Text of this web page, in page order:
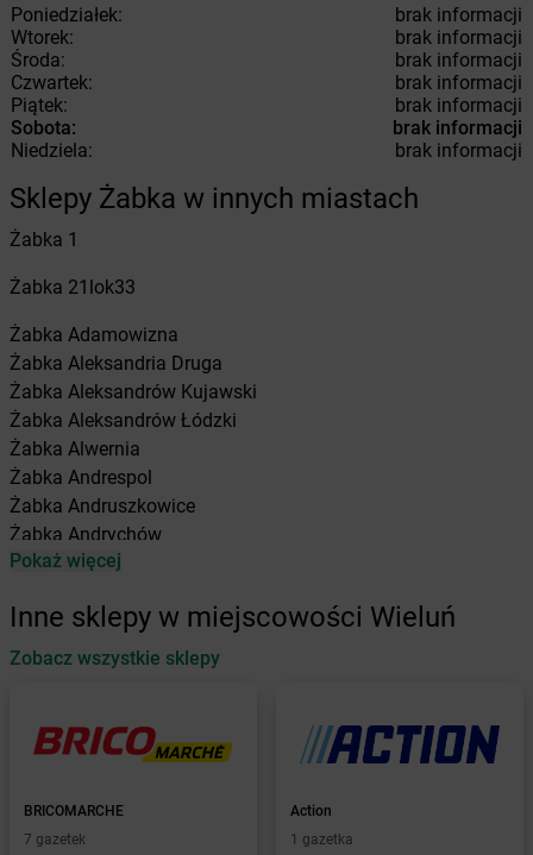
Poniedziałek:
brak informacji
Wtorek:
brak informacji
Środa:
brak informacji
Czwartek:
brak informacji
Piątek:
brak informacji
Sobota:
brak informacji
Niedziela:
brak informacji
Sklepy Żabka w innych miastach
Żabka 1
Żabka 21lok33
Żabka Adamowizna
Żabka Aleksandria Druga
Żabka Aleksandrów Kujawski
Żabka Aleksandrów Łódzki
Żabka Alwernia
Żabka Andrespol
Żabka Andruszkowice
Żabka Andrychów
Żabka Antonie
Żabka Automat
Żabka Babica
Żabka Babimost
Żabka Baborów
Żabka Bachowice
Żabka Bądkowo
Pokaż więcej
Inne sklepy w miejscowości Wieluń
Zobacz wszystkie sklepy
BRICOMARCHE
7 gazetek
Action
1 gazetka